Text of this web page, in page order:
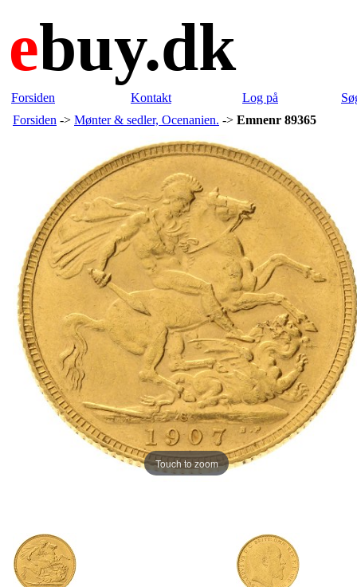
ebuy.dk
Forsiden Kontakt Log på
Forsiden -> Mønter & sedler, Ocenanien. -> Emnenr 89365
Touch to zoom